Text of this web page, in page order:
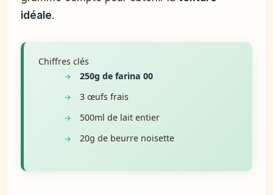
idéale.
Chiffres clés
250g de farina 00
3 œufs frais
500ml de lait entier
20g de beurre noisette